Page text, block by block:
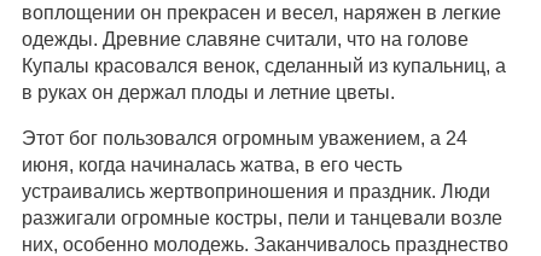
воплощении он прекрасен и весел, наряжен в легкие
одежды. Древние славяне считали, что на голове
Купалы красовался венок, сделанный из купальниц, а
в руках он держал плоды и летние цветы.
Этот бог пользовался огромным уважением, а 24
июня, когда начиналась жатва, в его честь
устраивались жертвоприношения и праздник. Люди
разжигали огромные костры, пели и танцевали возле
них, особенно молодежь. Заканчивалось празднество